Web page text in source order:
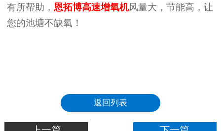
有所帮助， 恩拓博高速增氧机风量大，节能高，让
您的池塘不缺氧！
返回列表